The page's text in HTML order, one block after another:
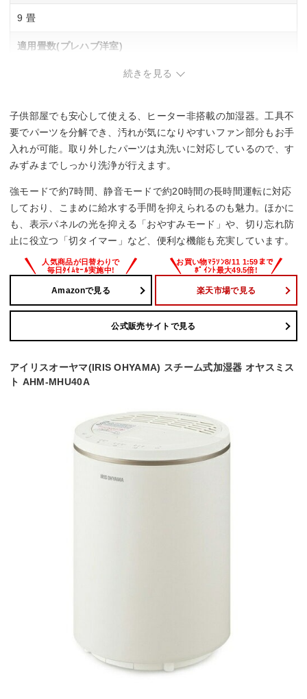
9 畳
適用畳数(プレハブ洋室)
4 L
最小運転音
–
その他機能
–
続きを見る
子供部屋でも安心して使える、ヒーター非搭載の加湿器。工具不
要でパーツを分解でき、汚れが気になりやすいファン部分もお手
入れが可能。取り外したパーツは丸洗いに対応しているので、す
みずみまでしっかり洗浄が行えます。
強モードで約7時間、静音モードで約20時間の長時間運転に対応
しており、こまめに給水する手間を抑えられるのも魅力。ほかに
も、表示パネルの光を抑える「おやすみモード」や、切り忘れ防
止に役立つ「切タイマー」など、便利な機能も充実しています。
Amazonで見る 楽天市場で見る
公式販売サイトで見る
アイリスオーヤマ(IRIS OHYAMA) スチーム式加湿器 オヤスミス
ト AHM-MHU40A